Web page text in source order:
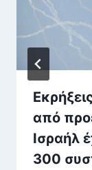
από
Ισραήλ
300